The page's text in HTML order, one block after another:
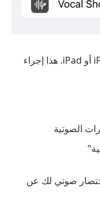
عليك أولاً تمكين الميزة على جهاز iPhone أو iPad. هذا إجراء
الصوتية
صوتي لك عن